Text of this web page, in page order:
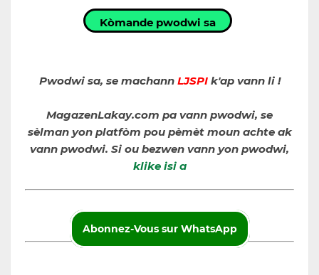
Kòmande pwodwi sa
Pwodwi sa, se machann LJSPIk'ap vann li !
MagazenLakay.com pa vann pwodwi, se
sèlman yon platfòm pou pèmèt moun achte ak
vann pwodwi. Si ou bezwen vann yon pwodwi,
klike isi a
Abonnez-Vous sur WhatsApp